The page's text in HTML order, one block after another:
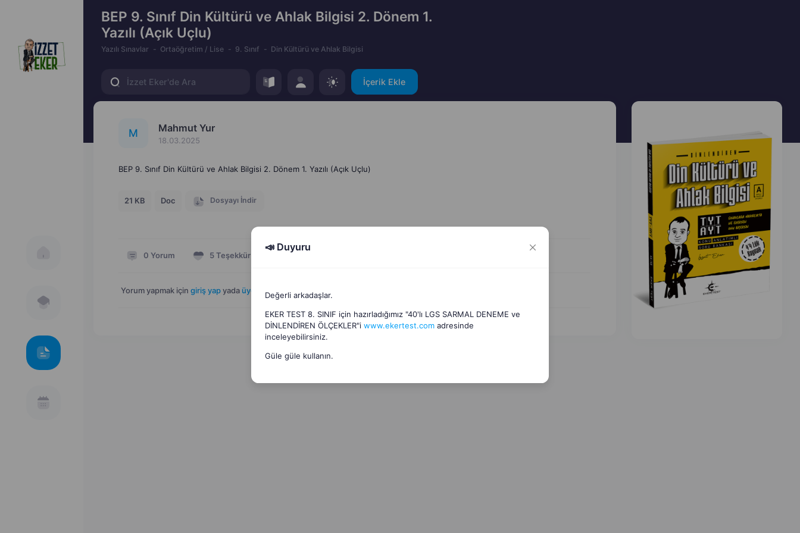
BEP 9. Sınıf Din Kültürü ve Ahlak Bilgisi 2. Dönem 1.
Yazılı (Açık Uçlu)
Yazılı Sınavlar Ortaöğretim / Lise 9. Sınıf Din Kültürü ve Ahlak Bilgisi
İçerik Ekle
M Mahmut Yur
18.03.2025
BEP 9. Sınıf Din Kültürü ve Ahlak Bilgisi 2. Dönem 1. Yazılı (Açık Uçlu)
21 KB Doc Dosyayı İndir
0 Yorum 5Teşekkür Hata Bildir
Yorum yapmak için giriş yap yada üye ol .
📣 Duyuru
Değerli arkadaşlar.
EKER TEST 8. SINIF için hazırladığımız "40'lı LGS SARMAL DENEME ve
DİNLENDİREN ÖLÇEKLER"i www.ekertest.comadresinde
inceleyebilirsiniz.
Güle güle kullanın.